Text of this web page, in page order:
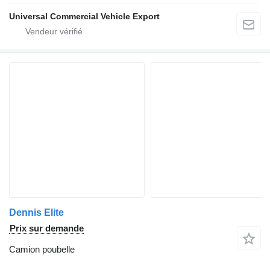
Universal Commercial Vehicle Export
Dennis Elite
Prix sur demande
Camion poubelle